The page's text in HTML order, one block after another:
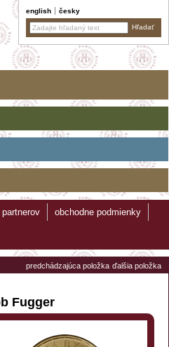
english česky
partnerov obchodne podmienky
predchádzajúca položka ďalšia položka
Fugger